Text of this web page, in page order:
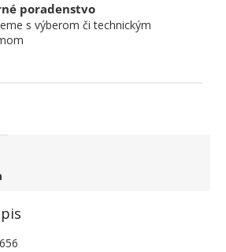
poradenstvo
s výberom či technickým